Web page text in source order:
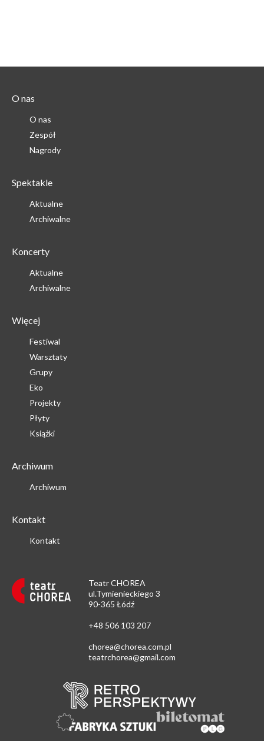
Teatr CHOREA
ul.Tymienieckiego 3
90-365 Łódź
+48 506 103 207
chorea@chorea.com.pl
teatrchorea@gmail.com
O nas
O nas
Zespół
Nagrody
Spektakle
Aktualne
Archiwalne
Koncerty
Aktualne
Archiwalne
Więcej
Festiwal
Warsztaty
Grupy
Eko
Projekty
Płyty
Książki
Archiwum
Archiwum
Kontakt
Kontakt